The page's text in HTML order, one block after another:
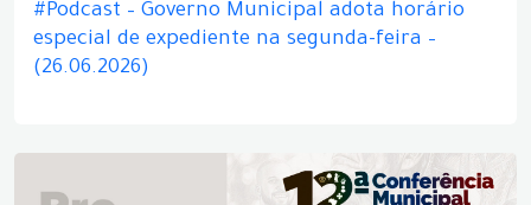
#Podcast – Governo Municipal adota horário
especial de expediente na segunda-feira –
(26.06.2026)